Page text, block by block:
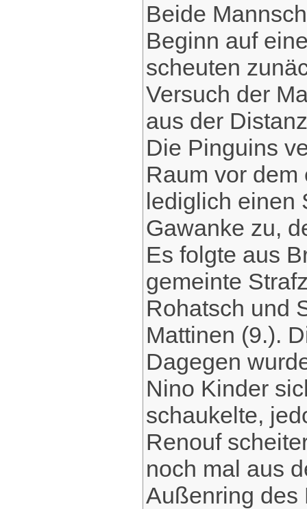
Beide
Beginn auf
scheuten
Versuch der
aus der
Die Pinguins
Raum vor
lediglich einen
Gawanke zu,
Es folgte aus
gemeinte
Rohatsch und
Mattinen (9.).
Dagegen
Nino Kinder
schaukelte,
Renouf
noch mal aus
Außenring des